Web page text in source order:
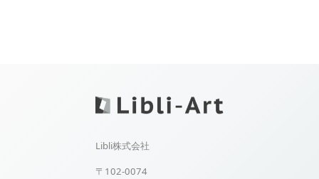
Libli株式会社
〒102-0074